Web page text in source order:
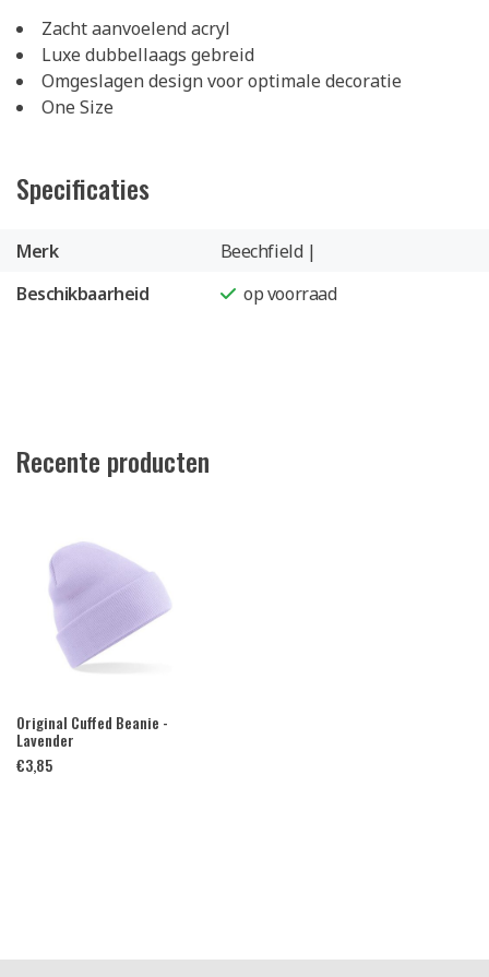
Zacht aanvoelend acryl
Luxe dubbellaags gebreid
Omgeslagen design voor optimale decoratie
One Size
Specificaties
Merk
Beechfield |
Beschikbaarheid
op voorraad
Recente producten
Original Cuffed Beanie -
Lavender
€3,85